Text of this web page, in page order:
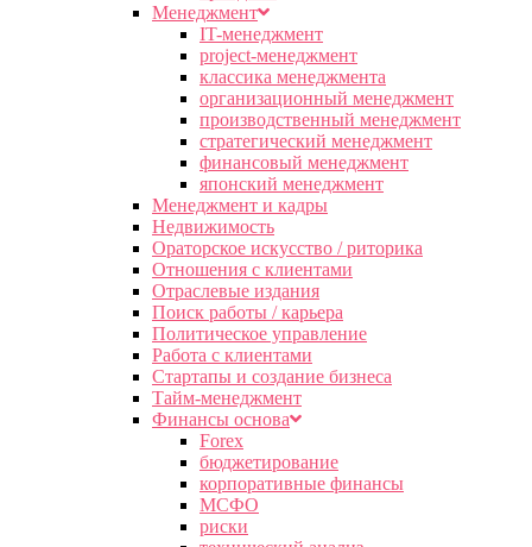
Менеджмент
IT-менеджмент
project-менеджмент
классика менеджмента
организационный менеджмент
производственный менеджмент
стратегический менеджмент
финансовый менеджмент
японский менеджмент
Менеджмент и кадры
Недвижимость
Ораторское искусство / риторика
Отношения с клиентами
Отраслевые издания
Поиск работы / карьера
Политическое управление
Работа с клиентами
Стартапы и создание бизнеса
Тайм-менеджмент
Финансы основа
Forex
бюджетирование
корпоративные финансы
МСФО
риски